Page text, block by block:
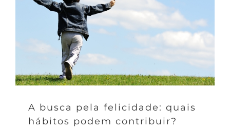
A busca pela felicidade: quais
hábitos podem contribuir?